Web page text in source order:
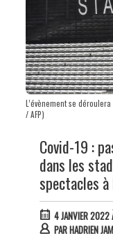
L’évènement se déroulera
/ AFP)
Covid-19 :
dans les
spectacles à
4 JANVIER 2022
PARHADRIEN